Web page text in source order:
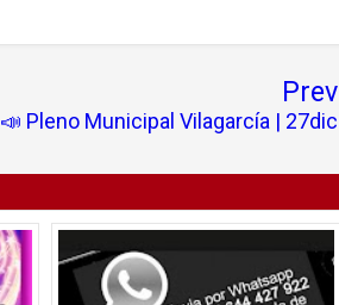
Prev
📣 Pleno Municipal Vilagarcía | 27dic